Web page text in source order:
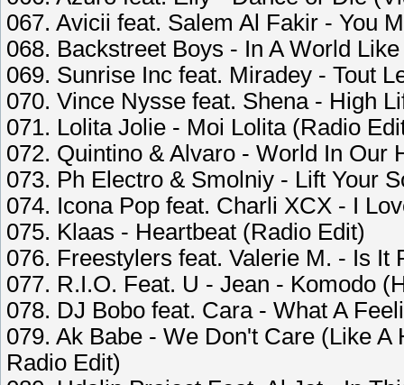
067. Avicii feat. Salem Al Fakir - You
068. Backstreet Boys - In A World
069. Sunrise Inc feat. Miradey - Tout
070. Vince Nysse feat. Shena - High
071. Lolita Jolie - Moi Lolita (Radio
072. Quintino & Alvaro - World In Our
073. Ph Electro & Smolniy - Lift Your
074. Icona Pop feat. Charli XCX - I
075. Klaas - Heartbeat (Radio Edit)
076. Freestylers feat. Valerie M. - Is It
077. R.I.O. Feat. U - Jean - Komodo
078. DJ Bobo feat. Cara - What A
079. Ak Babe - We Don't Care (Like
Radio Edit)